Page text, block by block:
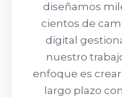
diseñamos
cientos de
digital
nuestro
enfoque es
largo plazo